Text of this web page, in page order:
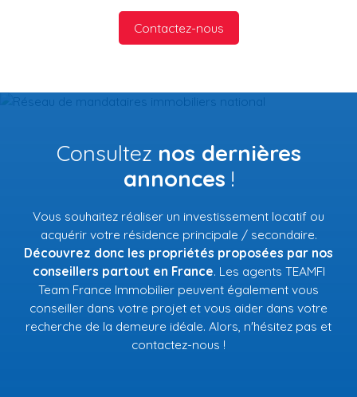
Contactez-nous
Consultez nos dernières
annonces !
Vous souhaitez réaliser un investissement locatif ou
acquérir votre résidence principale / secondaire.
Découvrez donc les propriétés proposées par nos
conseillers partout en France. Les agents TEAMFI
Team France Immobilier peuvent également vous
conseiller dans votre projet et vous aider dans votre
recherche de la demeure idéale. Alors, n'hésitez pas et
contactez-nous !